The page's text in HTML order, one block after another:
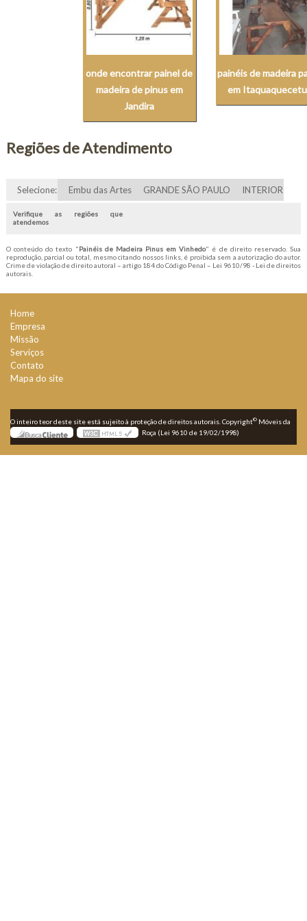
onde encontrar painel de
madeira de pinus em
Jandira
painéis de madeira
em
Regiões de Atendimento
Selecione: Embu das Artes GRANDE SÃO PAULO INTERIOR
Verifique as regiões que
atendemos
O conteúdo do texto "Painéis de Madeira Pinus em Vinhedo" é de direito reservado. Sua
reprodução, parcial ou total, mesmo citando nossos links, é proibida sem a autorização do autor.
Crime de violação de direito autoral – artigo 184 do Código Penal – Lei 9610/98 - Lei de direitos
autorais.
Home
Empresa
Missão
Serviços
Contato
Mapa do site
O inteiro teor deste site está sujeito à proteção de direitos autorais. Copyright© Móveis da
Roça (Lei 9610 de 19/02/1998)